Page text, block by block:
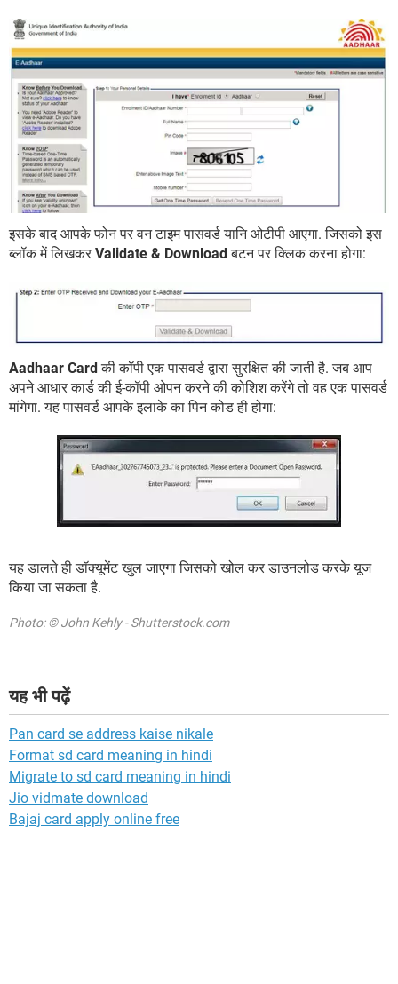
इसके बाद आपके फोन पर वन टाइम पासवर्ड यानि ओटीपी आएगा. जिसको इस
ब्लॉक में लिखकर Validate & Download बटन पर क्लिक करना होगा:
Aadhaar Card की कॉपी एक पासवर्ड द्वारा सुरक्षित की जाती है. जब आप
अपने आधार कार्ड की ई-कॉपी ओपन करने की कोशिश करेंगे तो वह एक पासवर्ड
मांगेगा. यह पासवर्ड आपके इलाके का पिन कोड ही होगा:
यह डालते ही डॉक्यूमेंट खुल जाएगा जिसको खोल कर डाउनलोड करके यूज
किया जा सकता है.
Photo: © John Kehly - Shutterstock.com
यह भी पढ़ें
Pan card se address kaise nikale
Format sd card meaning in hindi
Migrate to sd card meaning in hindi
Jio vidmate download
Bajaj card apply online free